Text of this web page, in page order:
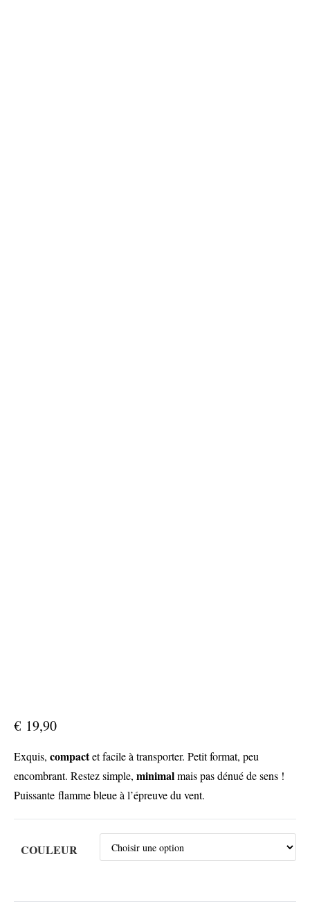
€ 19,90
Exquis, compactet facile à transporter. Petit format, peu
encombrant. Restez simple, minimalmais pas dénué de sens !
Puissante flamme bleue à l’épreuve du vent.
COULEUR